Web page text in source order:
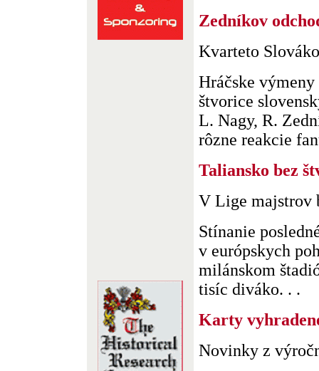
Zedníkov
Kvarteto
Hráčske
štvorice
L. Nagy, R.
rôzne reakcie
Taliansko bez
V Lige majstrov
Stínanie
v európskych
milánskom
tisíc diváko. . .
Karty
Novinky z